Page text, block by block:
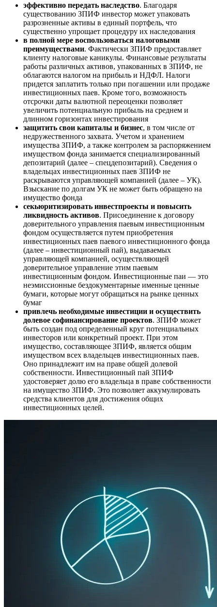
эффективно передать наследство. Благодаря
существованию ЗПИФ инвестор может упаковать
разрозненные активы в единый портфель, что
существенно упрощает процедуру их наследования
в полной мере воспользоваться налоговыми
преимуществами. Фактически ЗПИФ предоставляет
клиенту налоговые каникулы. Финансовые результаты
работы различных активов, упакованных в ЗПИФ, не
облагаются налогом на прибыль и НДФЛ. Налоги
придется заплатить только при погашении или продаже
инвестиционных паев. Кроме того, возможность
отсрочки даты валютной переоценки позволяет
увеличить потенциальную прибыль на среднем и
длинном горизонтах инвестирования
защитить свои капиталы и бизнес, в том числе от
недружественного захвата. Учетом и хранением
имущества ЗПИФ, а также контролем за распоряжением
имуществом фонда занимается специализированный
депозитарий (далее – спецдепозитарий). Сведения о
владельцах инвестиционных паев ЗПИФ не
раскрываются управляющей компанией (далее – УК).
Взыскание по долгам УК не может быть обращено на
имущество фонда
секьюритизировать инвестпроекты и повысить
ликвидность активов. Присоединение к договору
доверительного управления паевым инвестиционным
фондом осуществляется путем приобретения
инвестиционных паев паевого инвестиционного фонда
(далее – инвестиционный пай), выдаваемых
управляющей компанией, осуществляющей
доверительное управление этим паевым
инвестиционным фондом. Инвестиционные паи — это
неэмиссионные бездокументарные именные ценные
бумаги, которые могут обращаться на рынке ценных
бумаг
привлечь необходимые инвестиции и осуществить
долевое софинансирование проектов. ЗПИФ может
быть создан под определенный круг потенциальных
инвесторов или конкретный проект. При этом
имущество, составляющее ЗПИФ, является общим
имуществом всех владельцев инвестиционных паев.
Оно принадлежит им на праве общей долевой
собственности. Инвестиционный пай ЗПИФ
удостоверяет долю его владельца в праве собственности
на имущество ЗПИФ. Это позволяет аккумулировать
средства клиентов для достижения общих
инвестиционных целей.